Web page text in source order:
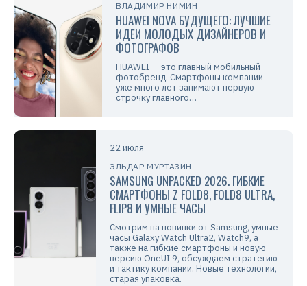
ВЛАДИМИР НИМИН
HUAWEI NOVA БУДУЩЕГО: ЛУЧШИЕ
ИДЕИ МОЛОДЫХ ДИЗАЙНЕРОВ И
ФОТОГРАФОВ
HUAWEI — это главный мобильный
фотобренд. Смартфоны компании
уже много лет занимают первую
строчку главного…
22 июля
ЭЛЬДАР МУРТАЗИН
SAMSUNG UNPACKED 2026. ГИБКИЕ
СМАРТФОНЫ Z FOLD8, FOLD8 ULTRA,
FLIP8 И УМНЫЕ ЧАСЫ
Смотрим на новинки от Samsung, умные
часы Galaxy Watch Ultra2, Watch9, а
также на гибкие смартфоны и новую
версию OneUI 9, обсуждаем стратегию
и тактику компании. Новые технологии,
старая упаковка.